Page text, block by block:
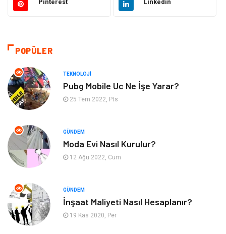
Tekstil
Bilgisayar ve Yazılım
Alışveriş
Güzellik & Bakım Tatil
Aksesuar Eğitim Kurumları
Hizmet
Pinterest Linkedin
POPÜLER
TEKNOLOJI
Pubg Mobile Uc Ne İşe Yarar?
25 Tem 2022, Pts
GÜNDEM
Moda Evi Nasıl Kurulur?
12 Ağu 2022, Cum
GÜNDEM
İnşaat Maliyeti Nasıl Hesaplanır?
19 Kas 2020, Per